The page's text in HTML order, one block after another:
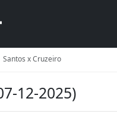
Santos x Cruzeiro
12-2025)